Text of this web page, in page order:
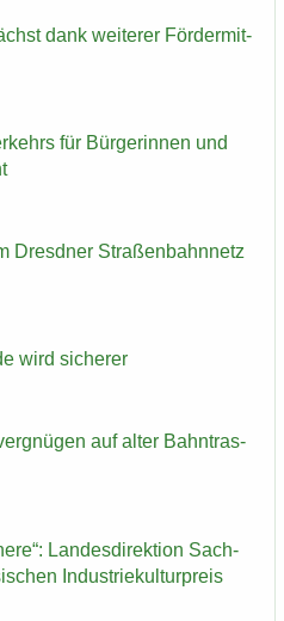
dank wei­te­rer För­der­mit­
für Bür­ge­rin­nen und
Dresd­ner Stra­ßen­bahn­netz
wird si­che­rer
auf alter Bahn­tras­
Lan­des­di­rek­ti­on Sach­
In­dus­trie­kul­tur­preis